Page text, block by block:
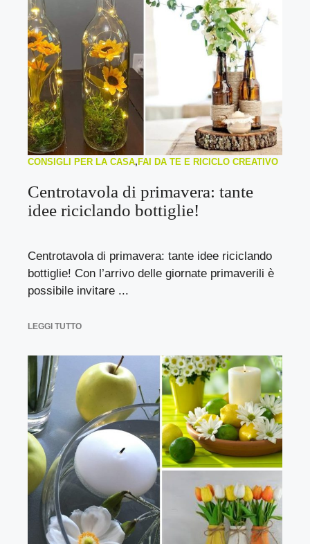
CONSIGLI PER LA CASA,FAI DA TE E RICICLO CREATIVO
Centrotavola di primavera: tante
idee riciclando bottiglie!
Centrotavola di primavera: tante idee riciclando
bottiglie! Con l’arrivo delle giornate primaverili è
possibile invitare ...
LEGGI TUTTO